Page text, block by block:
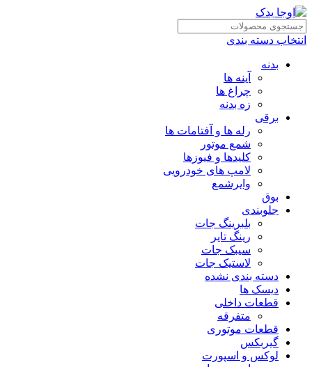
انتخاب دسته بندی
بدنه
آینه ها
چراغ ها
زه بدنه
برقی
رله ها و آفتامات ها
شمع موتور
کلیدها و فیوزها
لامپ های خودرویی
وایرشمع
بوق
جلوبندی
بلبرینگ جات
رینگ تایر
سیبک جات
لاستیک جات
دسته بندی نشده
دیسک ها
قطعات داخلی
متفرقه
قطعات موتوری
گیربکس
لوکس و اسپورت